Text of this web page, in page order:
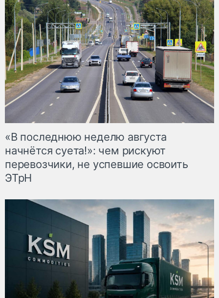
«В последнюю неделю августа
начнётся суета!»: чем рискуют
перевозчики, не успевшие освоить
ЭТрН